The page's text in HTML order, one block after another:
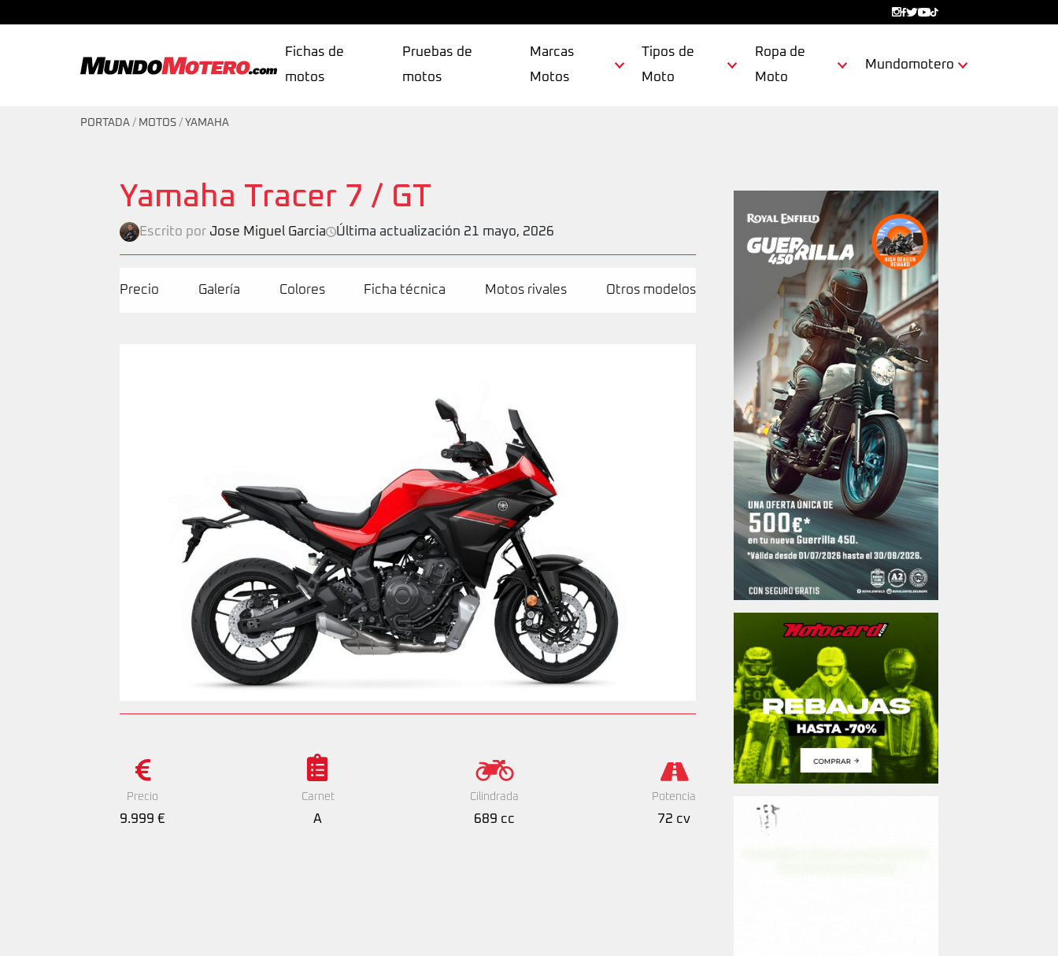
Fichas de
motos
Pruebas de
motos
Marcas
Motos
Tipos de
Moto
Ropa de
Moto
Mundomotero
PORTADA / MOTOS / YAMAHA
Yamaha Tracer 7 / GT
Escrito por Jose Miguel Garcia Última actualización 21 mayo, 2026
Precio Galería Colores Ficha técnica Motos rivales Otros modelos
Precio
9.999 €
Carnet
A
Cilindrada
689 cc
Potencia
72 cv